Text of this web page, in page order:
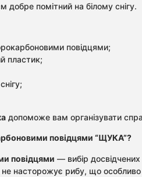
помітний на білому снігу.
повідцями;
пластик;
допоможе вам організувати
повідцями “ЩУКА”?
повідцями — вибір
не насторожує рибу, що